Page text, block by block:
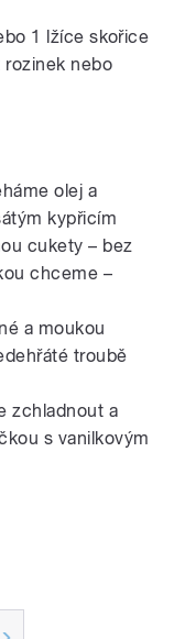
1 lžíce skořice
nebo
olej a
kypřicím
cukety – bez
chceme –
a moukou
troubě
zchladnout a
s vanilkovým